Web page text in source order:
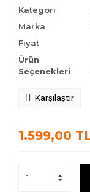
Kategori
Marka
Fiyat
Ürün
Seçenekleri
Karşılaştır
1.599,00